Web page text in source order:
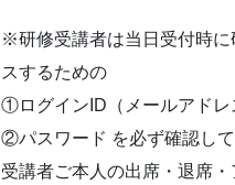
※研修受講者は当日受付時
スするための
①ログインID（メールアドレ
②パスワード を必ず確認して
受講者ご本人の出席・退席